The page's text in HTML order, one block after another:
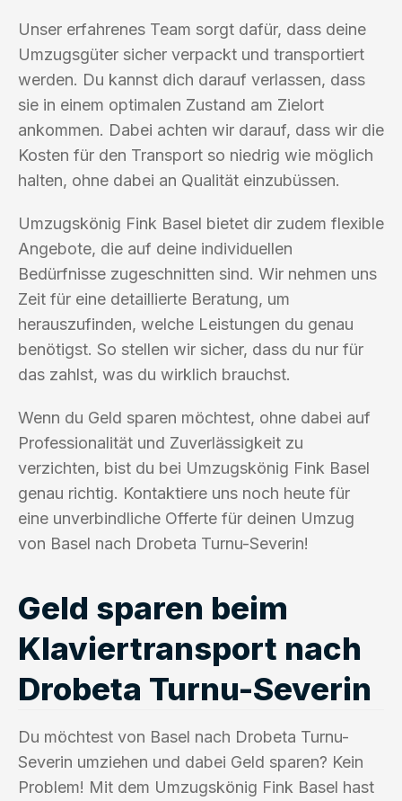
Unser erfahrenes Team sorgt dafür, dass deine
Umzugsgüter sicher verpackt und transportiert
werden. Du kannst dich darauf verlassen, dass
sie in einem optimalen Zustand am Zielort
ankommen. Dabei achten wir darauf, dass wir die
Kosten für den Transport so niedrig wie möglich
halten, ohne dabei an Qualität einzubüssen.
Umzugskönig Fink Basel bietet dir zudem flexible
Angebote, die auf deine individuellen
Bedürfnisse zugeschnitten sind. Wir nehmen uns
Zeit für eine detaillierte Beratung, um
herauszufinden, welche Leistungen du genau
benötigst. So stellen wir sicher, dass du nur für
das zahlst, was du wirklich brauchst.
Wenn du Geld sparen möchtest, ohne dabei auf
Professionalität und Zuverlässigkeit zu
verzichten, bist du bei Umzugskönig Fink Basel
genau richtig. Kontaktiere uns noch heute für
eine unverbindliche Offerte für deinen Umzug
von Basel nach Drobeta Turnu-Severin!
Geld sparen beim
Klaviertransport nach
Drobeta Turnu-Severin
Du möchtest von Basel nach Drobeta Turnu-
Severin umziehen und dabei Geld sparen? Kein
Problem! Mit dem Umzugskönig Fink Basel hast